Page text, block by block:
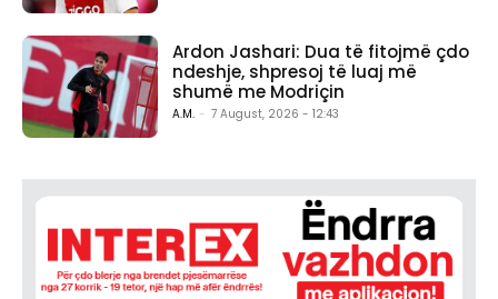
Ardon Jashari: Dua të fitojmë çdo
ndeshje, shpresoj të luaj më
shumë me Modriçin
A.M. - 7 August, 2026 - 12:43